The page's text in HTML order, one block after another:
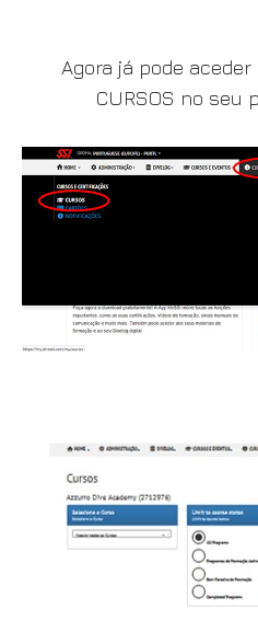
Agora já pode aceder
CURSOS no seu